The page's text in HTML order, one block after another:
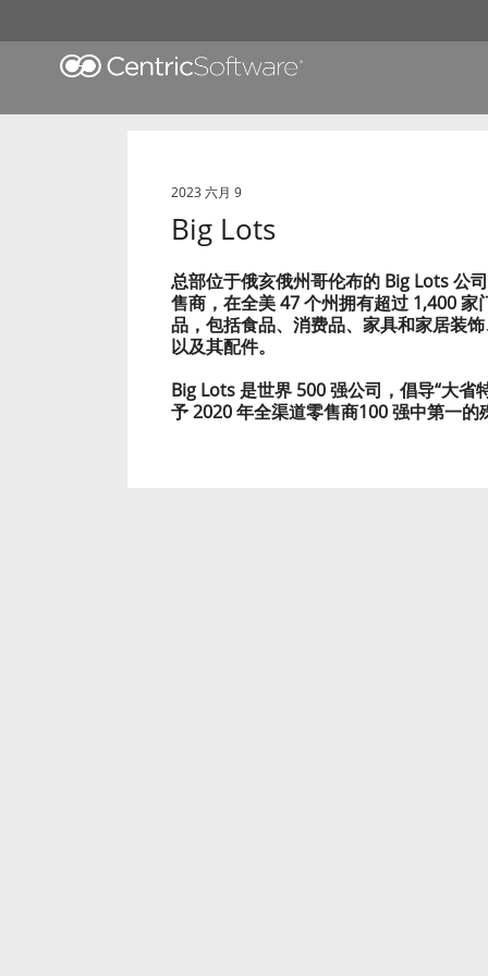
2023 六月 9
Big Lots
总部位于俄亥俄州哥伦布的 Big Lots 公
售商，在全美 47 个州拥有超过 1,400
品，包括食品、消费品、家具和家居装
以及其配件。
Big Lots 是世界 500 强公司，倡导“大
予 2020 年全渠道零售商100 强中第一的